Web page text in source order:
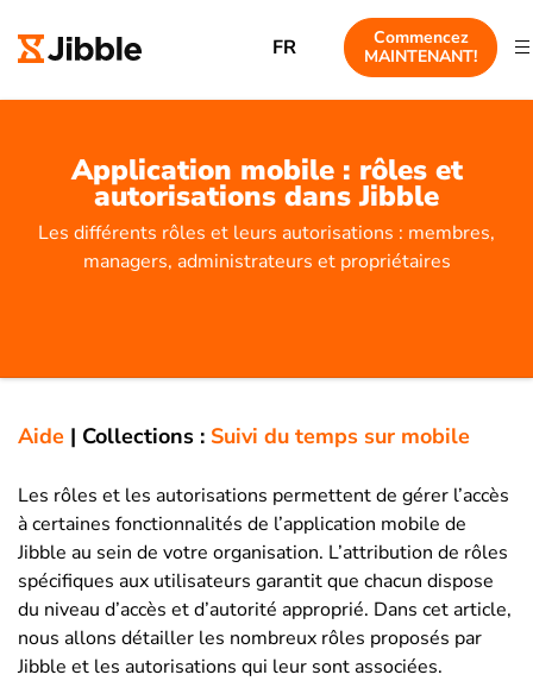
FR
Commencez
MAINTENANT!
Application mobile : rôles et
autorisations dans Jibble
Les différents rôles et leurs autorisations : membres,
managers, administrateurs et propriétaires
Aide | Collections : Suivi du temps sur mobile
Les rôles et les autorisations permettent de gérer l’accès
à certaines fonctionnalités de l’application mobile de
Jibble au sein de votre organisation. L’attribution de rôles
spécifiques aux utilisateurs garantit que chacun dispose
du niveau d’accès et d’autorité approprié. Dans cet article,
nous allons détailler les nombreux rôles proposés par
Jibble et les autorisations qui leur sont associées.